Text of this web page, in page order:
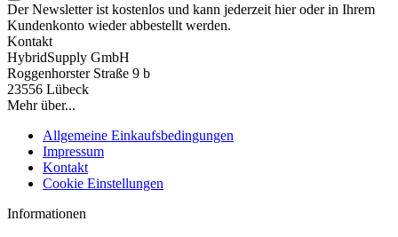
Der Newsletter ist kostenlos und kann jederzeit hier oder in Ihrem
Kundenkonto wieder abbestellt werden.
Kontakt
HybridSupply GmbH
Roggenhorster Straße 9 b
23556 Lübeck
Mehr über...
Allgemeine Einkaufsbedingungen
Impressum
Kontakt
Cookie Einstellungen
Informationen